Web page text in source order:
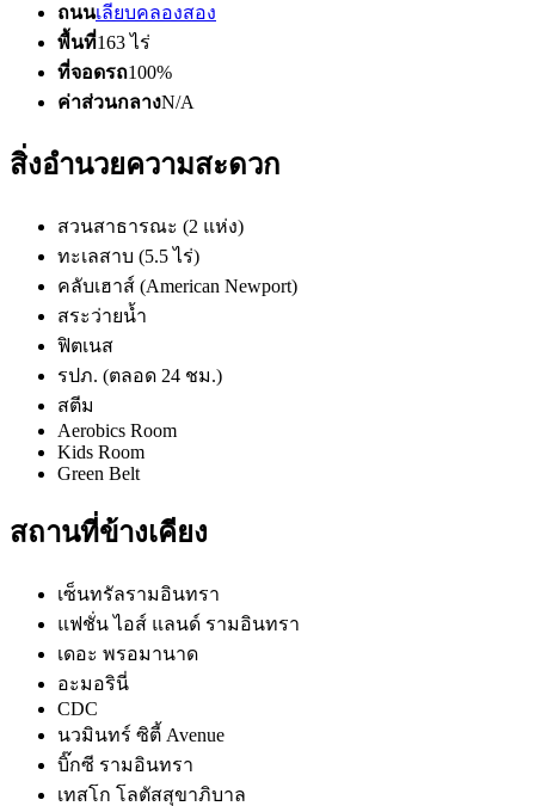
ถนนเลียบคลองสอง
พื้นที่163 ไร่
ที่จอดรถ100%
ค่าส่วนกลางN/A
สิ่งอำนวยความสะดวก
สวนสาธารณะ (2 แห่ง)
ทะเลสาบ (5.5 ไร่)
คลับเฮาส์ (American Newport)
สระว่ายน้ำ
ฟิตเนส
รปภ. (ตลอด 24 ชม.)
สตีม
Aerobics Room
Kids Room
Green Belt
สถานที่ข้างเคียง
เซ็นทรัลรามอินทรา
แฟชั่น ไอส์ แลนด์ รามอินทรา
เดอะ พรอมานาด
อะมอรินี่
CDC
นวมินทร์ ซิตี้ Avenue
บิ๊กซี รามอินทรา
เทสโก โลตัสสุขาภิบาล